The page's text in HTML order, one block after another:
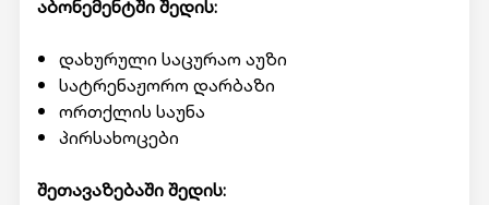
აბონემენტში შედის:
დახურული საცურაო აუზი
სატრენაჟორო დარბაზი
ორთქლის საუნა
პირსახოცები
შეთავაზებაში შედის: